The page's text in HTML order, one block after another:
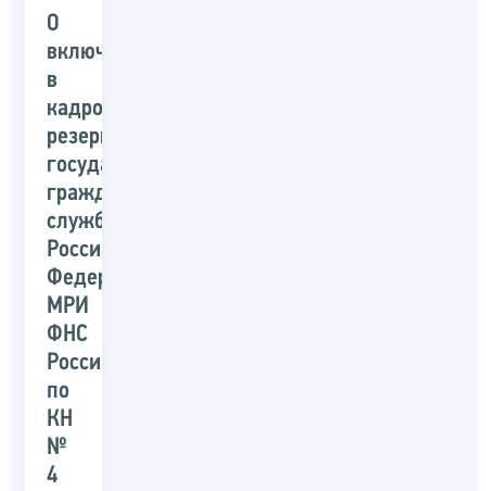
О
включении
в
кадровый
резерв
государственной
гражданской
службы
Российской
Федерации
МРИ
ФНС
России
по
КН
№
4